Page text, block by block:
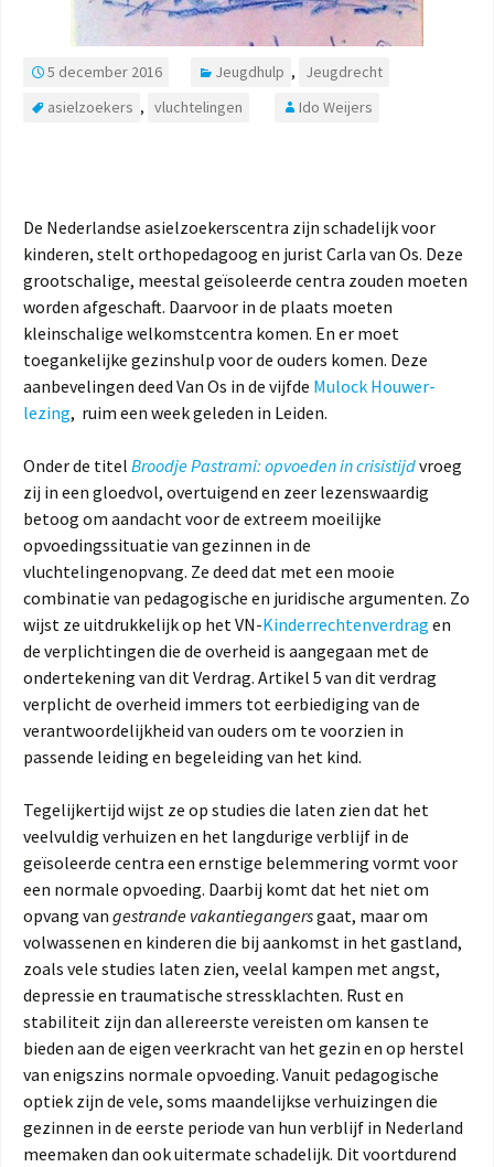
5 december 2016 Jeugdhulp ,
Jeugdrecht
asielzoekers , vluchtelingen Ido Weijers
De Nederlandse asielzoekerscentra zijn schadelijk voor
kinderen, stelt orthopedagoog en jurist Carla van Os. Deze
grootschalige, meestal geïsoleerde centra zouden moeten
worden afgeschaft. Daarvoor in de plaats moeten
kleinschalige welkomstcentra komen. En er moet
toegankelijke gezinshulp voor de ouders komen. Deze
aanbevelingen deed Van Os in de vijfde Mulock Houwer-
lezing, ruim een week geleden in Leiden.
Onder de titel Broodje Pastrami: opvoeden in crisistijdvroeg
zij in een gloedvol, overtuigend en zeer lezenswaardig
betoog om aandacht voor de extreem moeilijke
opvoedingssituatie van gezinnen in de
vluchtelingenopvang. Ze deed dat met een mooie
combinatie van pedagogische en juridische argumenten. Zo
wijst ze uitdrukkelijk op het VN-Kinderrechtenverdrag en
de verplichtingen die de overheid is aangegaan met de
ondertekening van dit Verdrag. Artikel 5 van dit verdrag
verplicht de overheid immers tot eerbiediging van de
verantwoordelijkheid van ouders om te voorzien in
passende leiding en begeleiding van het kind.
Tegelijkertijd wijst ze op studies die laten zien dat het
veelvuldig verhuizen en het langdurige verblijf in de
geïsoleerde centra een ernstige belemmering vormt voor
een normale opvoeding. Daarbij komt dat het niet om
opvang van gestrande vakantiegangersgaat, maar om
volwassenen en kinderen die bij aankomst in het gastland,
zoals vele studies laten zien, veelal kampen met angst,
depressie en traumatische stressklachten. Rust en
stabiliteit zijn dan allereerste vereisten om kansen te
bieden aan de eigen veerkracht van het gezin en op herstel
van enigszins normale opvoeding. Vanuit pedagogische
optiek zijn de vele, soms maandelijkse verhuizingen die
gezinnen in de eerste periode van hun verblijf in Nederland
meemaken dan ook uitermate schadelijk. Dit voortdurend